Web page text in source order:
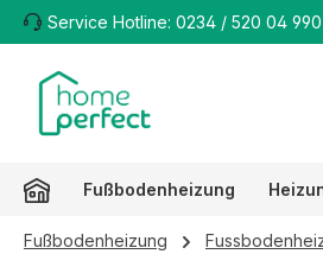
Hauptinhalt springen
Zur Suche springen
Zur Hauptnavigation springen
Service Hotline: 0234 / 520 04 990
Fußbodenheizung
Fußbodenheizung